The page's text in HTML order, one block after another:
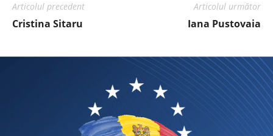
Articolul precedent
Cristina Sitaru
Articolul următor
Iana Pustovaia